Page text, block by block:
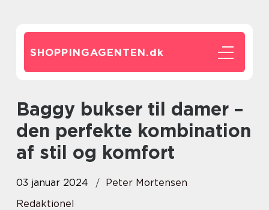
SHOPPINGAGENTEN.dk
Baggy bukser til damer –
den perfekte kombination
af stil og komfort
03 januar 2024
Peter Mortensen
Redaktionel